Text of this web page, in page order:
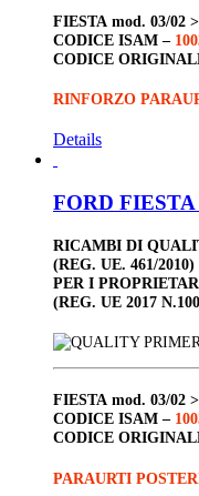
FIESTA mod. 03/02
CODICE ISAM –
CODICE
RINFORZO
Details
FORD FIESTA
RICAMBI DI
(REG. UE. 461/2010)
PER I
(REG. UE 2017
FIESTA mod. 03/02
CODICE ISAM –
CODICE
PARAURTI